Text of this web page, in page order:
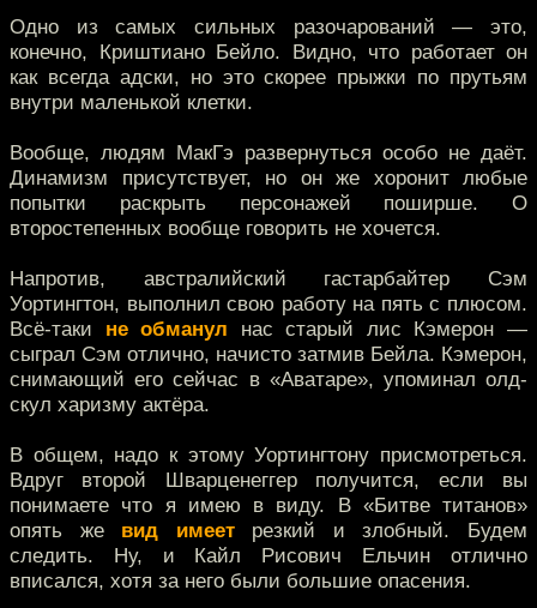
Одно из самых сильных разочарований — это,
конечно, Криштиано Бейло. Видно, что работает он
как всегда адски, но это скорее прыжки по прутьям
внутри маленькой клетки.
Вообще, людям МакГэ развернуться особо не даёт.
Динамизм присутствует, но он же хоронит любые
попытки раскрыть персонажей поширше. О
второстепенных вообще говорить не хочется.
Напротив, австралийский гастарбайтер Сэм
Уортингтон, выполнил свою работу на пять с плюсом.
Всё-таки не обманул нас старый лис Кэмерон —
сыграл Сэм отлично, начисто затмив Бейла. Кэмерон,
снимающий его сейчас в «Аватаре», упоминал олд-
скул харизму актёра.
В общем, надо к этому Уортингтону присмотреться.
Вдруг второй Шварценеггер получится, если вы
понимаете что я имею в виду. В «Битве титанов»
опять же вид имеетрезкий и злобный. Будем
следить. Ну, и Кайл Рисович Ельчин отлично
вписался, хотя за него были большие опасения.